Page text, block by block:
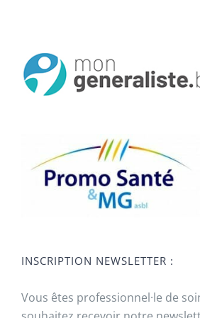
INSCRIPTION NEWSLETTER :
Vous êtes professionnel·le de